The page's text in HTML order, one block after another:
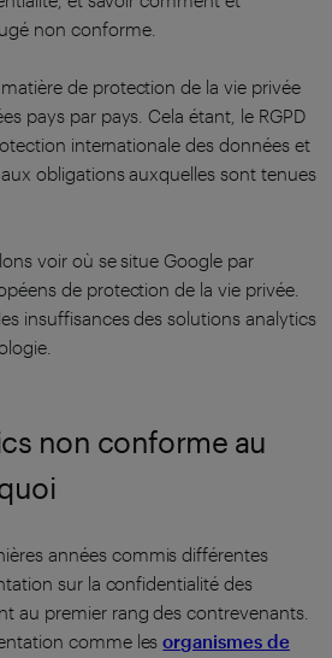
non conforme.
de protection de la vie privée
pays par pays. Cela étant, le RGPD
internationale des données et
obligations auxquelles sont tenues
voir où se situe Google par
de protection de la vie privée.
insuffisances des solutions analytics
non conforme au
années commis différentes
sur la confidentialité des
au premier rang des contrevenants.
comme lesorganismes de